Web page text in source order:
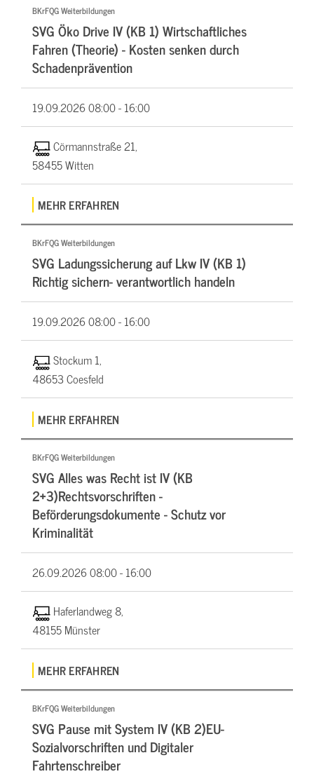
BKrFQG Weiterbildungen
SVG Öko Drive IV (KB 1) Wirtschaftliches
Fahren (Theorie) - Kosten senken durch
Schadenprävention
19.09.202608:00 - 16:00
Cörmannstraße 21,
58455 Witten
MEHR ERFAHREN
BKrFQG Weiterbildungen
SVG Ladungssicherung auf Lkw IV (KB 1)
Richtig sichern- verantwortlich handeln
19.09.202608:00 - 16:00
Stockum 1,
48653 Coesfeld
MEHR ERFAHREN
BKrFQG Weiterbildungen
SVG Alles was Recht ist IV (KB
2+3)Rechtsvorschriften -
Beförderungsdokumente - Schutz vor
Kriminalität
26.09.202608:00 - 16:00
Haferlandweg 8,
48155 Münster
MEHR ERFAHREN
BKrFQG Weiterbildungen
SVG Pause mit System IV (KB 2)EU-
Sozialvorschriften und Digitaler
Fahrtenschreiber